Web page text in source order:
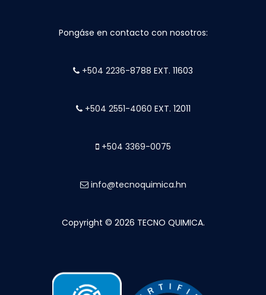
Pongáse en contacto con nosotros:
+504 2236-8788 EXT. 11603
+504 2551-4060 EXT. 12011
+504 3369-0075
info@tecnoquimica.hn
Copyright © 2026 TECNO QUIMICA.